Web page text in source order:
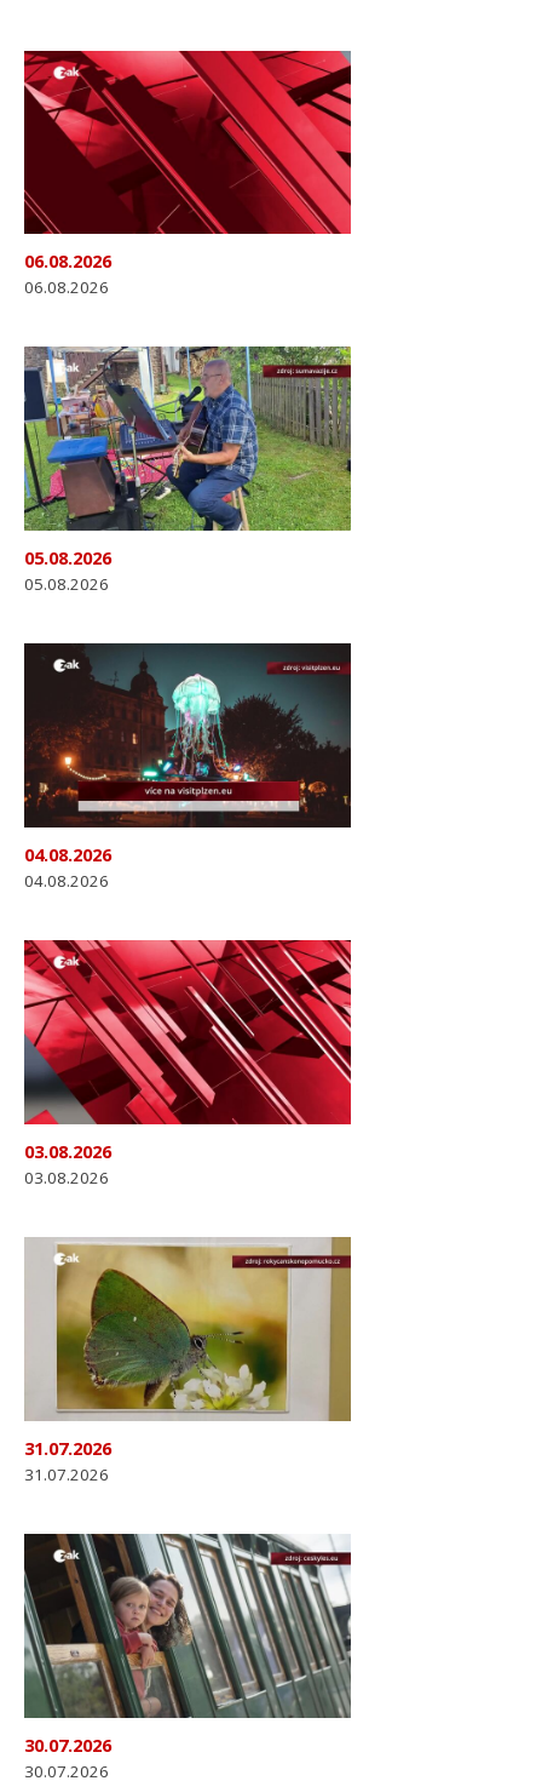
06.08.2026
06.08.2026
05.08.2026
05.08.2026
04.08.2026
04.08.2026
03.08.2026
03.08.2026
31.07.2026
31.07.2026
30.07.2026
30.07.2026